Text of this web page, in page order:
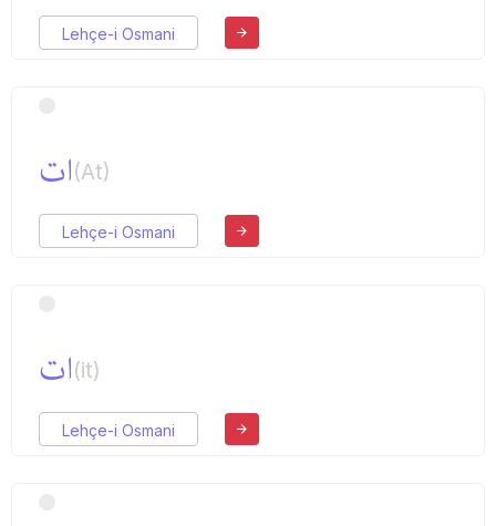
Lehçe-i Osmani
ات(At)
Lehçe-i Osmani
ات(it)
Lehçe-i Osmani